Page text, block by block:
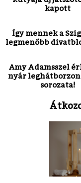
kapott
Így mennek a
legmenőbb
Amy Adamsszel
nyár
sorozata!